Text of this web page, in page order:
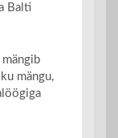
Balti
mängu,